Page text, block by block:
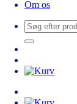
Om os
Søg
efter: